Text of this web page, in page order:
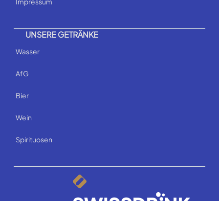
UNSERE GETRÄNKE
Wasser
AfG
Bier
Wein
Spirituosen